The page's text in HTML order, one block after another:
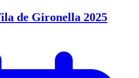
de Gironella 2025